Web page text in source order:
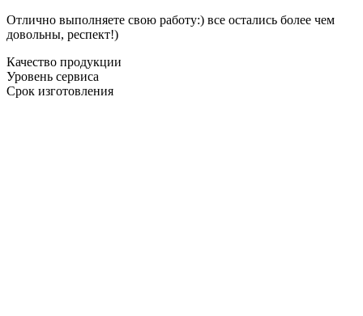
Отлично выполняете свою работу:) все остались более чем
довольны, респект!)
Качество продукции
Уровень сервиса
Срок изготовления